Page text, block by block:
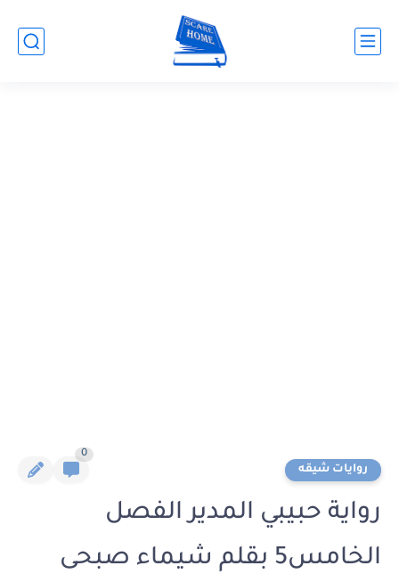
روايات شيقه
0
رواية حبيبي المدير الفصل
الخامس5 بقلم شيماء صبحى